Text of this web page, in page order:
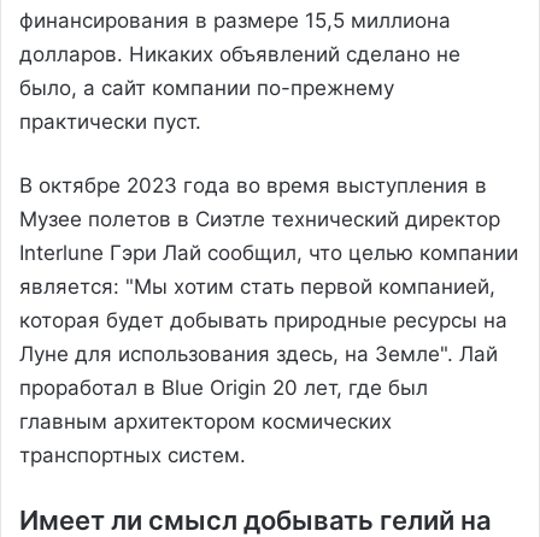
финансирования в размере 15,5 миллиона
долларов. Никаких объявлений сделано не
было, а сайт компании по-прежнему
практически пуст.
В октябре 2023 года во время выступления в
Музее полетов в Сиэтле технический директор
Interlune Гэри Лай сообщил, что целью компании
является: "Мы хотим стать первой компанией,
которая будет добывать природные ресурсы на
Луне для использования здесь, на Земле". Лай
проработал в Blue Origin 20 лет, где был
главным архитектором космических
транспортных систем.
Имеет ли смысл добывать гелий на